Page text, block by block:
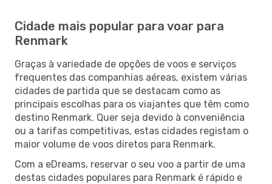
Cidade mais popular para voar para
Renmark
Graças à variedade de opções de voos e serviços
frequentes das companhias aéreas, existem várias
cidades de partida que se destacam como as
principais escolhas para os viajantes que têm como
destino Renmark. Quer seja devido à conveniência
ou a tarifas competitivas, estas cidades registam o
maior volume de voos diretos para Renmark.
Com a eDreams, reservar o seu voo a partir de uma
destas cidades populares para Renmark é rápido e